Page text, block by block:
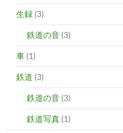
生録 (3)
鉄道の音 (3)
車 (1)
鉄道 (3)
鉄道の音 (3)
鉄道写真 (1)